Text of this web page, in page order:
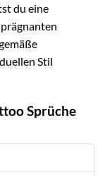
du eine
Stil
Sprüche